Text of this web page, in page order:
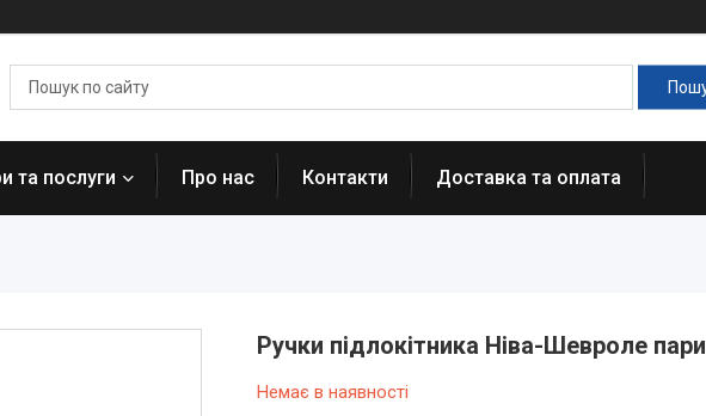
та послуги Про нас Контакти Доставка та оплата
Ручки підлокітника Ніва-Шевроле пари
Немає в наявності